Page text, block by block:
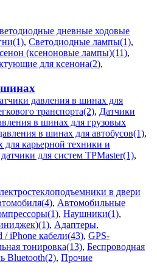
дневные ходовые
, Светодиодные лампы(1),
(ксеноновые лампы)(11),
для ксенона(2),
давления в шинах для
транспорта(2), Датчики
в шинах для грузовых
в шинах для автобусов(1),
карьерной техники и
для систем TPMaster(1),
в двери
, Автомобильные
, Наушники(1),
, Адаптеры,
iPhone кабели(43), GPS-
тонировка(13), Беспроводная
Bluetooth(2), Прочие